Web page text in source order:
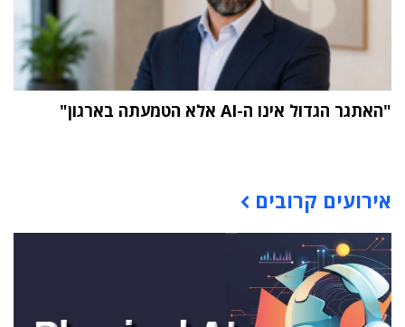
"האתגר הגדול אינו ה-AI אלא הטמעתה בארגון"
אירועים קרובים